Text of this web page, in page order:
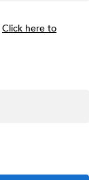
Click here to